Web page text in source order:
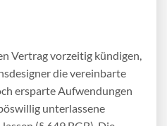
Vertrag vorzeitig kündigen,
die vereinbarte
ersparte Aufwendungen
unterlassene